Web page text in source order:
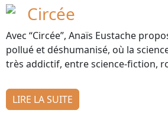
Circée
Avec “Circée”, Anaïs Eustache
pollué et déshumanisé, où la
très addictif, entre science-fiction,
LIRE LA SUITE